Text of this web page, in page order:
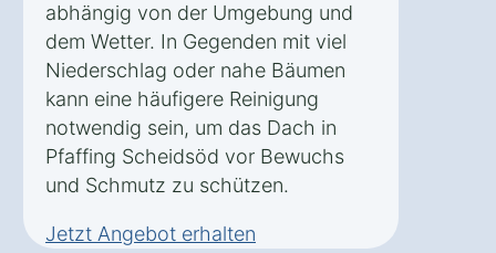
abhängig von der Umgebung und
dem Wetter. In Gegenden mit viel
Niederschlag oder nahe Bäumen
kann eine häufigere Reinigung
notwendig sein, um das Dach in
Pfaffing Scheidsöd vor Bewuchs
und Schmutz zu schützen.
Jetzt Angebot erhalten